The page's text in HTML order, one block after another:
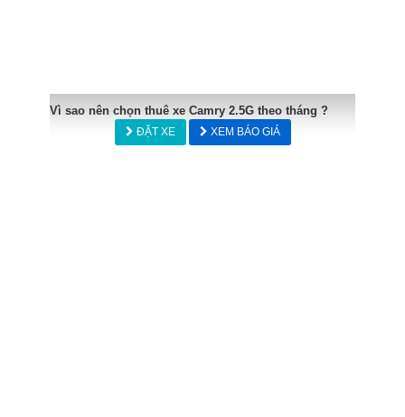
Vì sao nên chọn thuê xe Camry 2.5G theo tháng ?
ĐẶT XE XEM BÁO GIÁ